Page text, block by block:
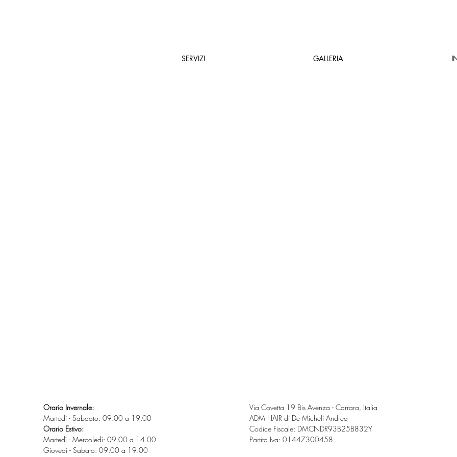
SERVIZI GALLERIA
Orario Invernale:
Martedì - Sabaato: 09.00 a 19.00
Orario Estivo:
Martedì - Mercoledì: 09.00 a 14.00
Giovedì - Sabato: 09.00 a 19.00
Via Covetta 19 Bis Avenza - Carrara, Italia
ADM HAIR di De Micheli Andrea
Codice Fiscale: DMCNDR93B25B832Y
Partita Iva: 01447300458